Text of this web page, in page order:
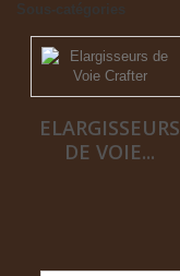
Sous-catégories
ELARGISSEURS
DE VOIE...